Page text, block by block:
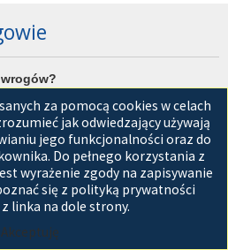
dodani do listy przyjaciół będą
znajdującej się w panelu
można szybko sprawdzić ich
wiadomość. Zależnie od
tych użytkowników mogą być
dodany do listy wrogów,
za pomocą cookies w celach
jak odwiedzający używają
jego funkcjonalności oraz do
Do pełnego korzystania z
wyrażenie zgody na zapisywanie
się z polityką prywatności
linka na dole strony.
Akceptuję